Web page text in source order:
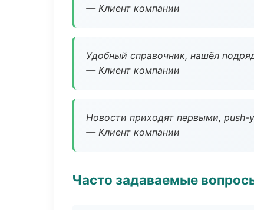
— Клиент компании
Удобный справочник, нашёл
— Клиент компании
Новости приходят первыми, push-
— Клиент компании
Часто задаваемые